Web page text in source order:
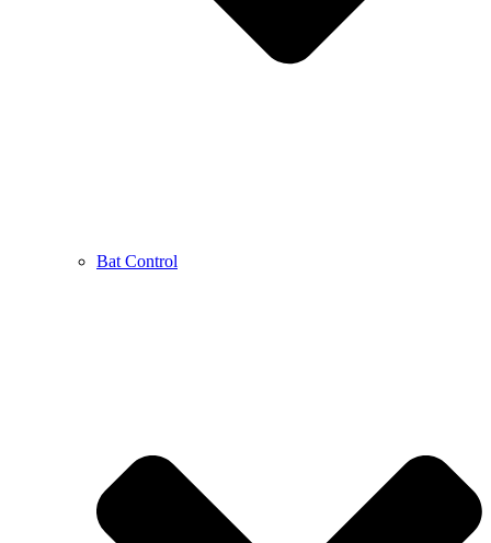
Bat Control